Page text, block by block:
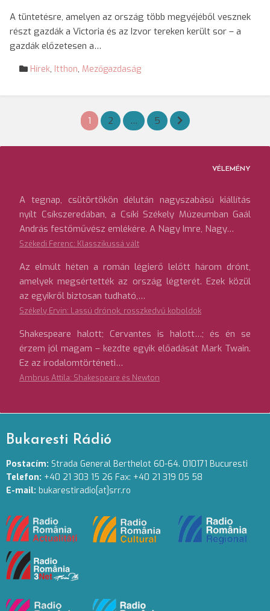
A tüntetésre, amelyen az ország több megyéjéből vesznek
részt gazdák a Victoria és az Izvor tereken került sor – a
gazdák előzetesen a…
Hírek, Itthon, Mezőgazdaság
Bejegyzések
lapozása
1 2 … 5
VÉLEMÉNY
A tegnap, csütörtökön délután nagyszabású kiállítás
nyílt Csíkszeredában, a Csíki Székely Múzeumban Gaál
András festőművész emlékére. A Nagy Imre, Nagy…
Székedi Ferenc: Klasszikussá vált
Az elmúlt héten a román légierő lelőtt három drónt,
amelyek megsértették az ország légterét. Ezek közül
az egyikről biztosan tudható,…
Székely Ervin: Lassú drónok, rosszkedvű koboldok
Shakespeare halott; Cervantes is halott…; és én se
érzem jól magam – kezdte egyik előadását Mark Twain.
Ez az irodalomtörténeti…
Ambrus Attila: Shakespeare és Newton
Bukaresti Rádió
Postacím: Strada General Berthelot 60-64. 010171 Bucuresti
Telefon: +40 21 303 15 26 Fax: +40 21 319 05 58
E-mail: bukarestiradio[at]srr.ro